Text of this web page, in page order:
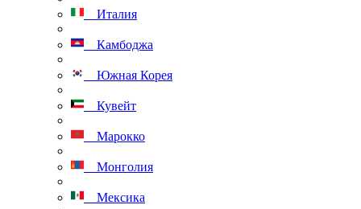
Италия
Камбоджа
Южная Корея
Кувейт
Марокко
Монголия
Мексика